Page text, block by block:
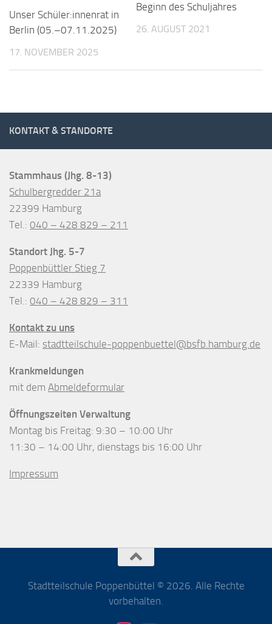
Unser Schüler:innenrat in
Berlin (05.–07.11.2025)
17. NOVEMBER 2025
Beginn des Schuljahres
26. AUGUST 2021
KONTAKT & STANDORTE
Stammhaus (Jhg. 8-13)
Schulbergredder 21a
22399 Hamburg
Tel.: 040 – 428 829 – 211
Standort Jhg. 5-7
Poppenbüttler Stieg 7
22339 Hamburg
Tel.: 040 – 428 829 – 311
Kontakt zu uns
E-Mail: stadtteilschule-poppenbuettel@bsfb.hamburg.de
Krankmeldungen
mit dem Abmeldeformular
Öffnungszeiten Verwaltung
Montag bis Freitag: 9:30 – 10:00 Uhr
11:30 – 14:00 Uhr, dienstags bis 16:00 Uhr
Impressum
Stadtteilschule Poppenbüttel © 2026. Alle Rechte
vorbehalten.